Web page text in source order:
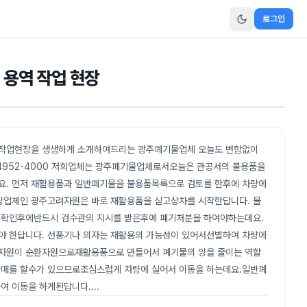
로그인
역 작업 현장
현장을 생생하게 소개하여드리는 광주폐기물업체 오늘도 변함없이
4000 저희업체는 광주폐기물업체로서오늘은 관공서의 불용품을
먼저 재활용품과 일반폐기물을 불용품목록으로 검토를 한후에 차량에
체인 광주고려자원은 바로 재활용품을 싣고상차를 시작한답니다. 물
인후에반드시 검수관의 지시를 받은후에 폐기처분을 하여야하는데요.
한답니다. 선풍기나 의자는 재활용의 가능성이 있어서선별하여 차량에
이 순환자원으로재활용품으로 만들어서 폐기물의 양을 줄이는 역할
를 할수가 있으므로조심스럽게 차량에 실어서 이동을 하는데요.일반폐
이동을 하게된답니다....